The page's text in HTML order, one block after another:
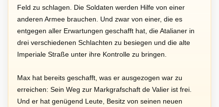
Feld zu schlagen. Die Soldaten werden Hilfe von einer
anderen Armee brauchen. Und zwar von einer, die es
entgegen aller Erwartungen geschafft hat, die Atalianer in
drei verschiedenen Schlachten zu besiegen und die alte
Imperiale Straße unter ihre Kontrolle zu bringen.
Max hat bereits geschafft, was er ausgezogen war zu
erreichen: Sein Weg zur Markgrafschaft de Valier ist frei.
Und er hat genügend Leute, Besitz von seinen neuen